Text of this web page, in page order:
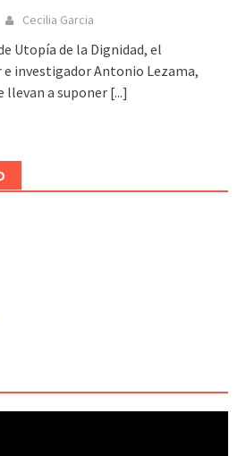
Cecilia Garcia
Utopía de la Dignidad, el
investigador Antonio Lezama,
llevan a suponer [...]